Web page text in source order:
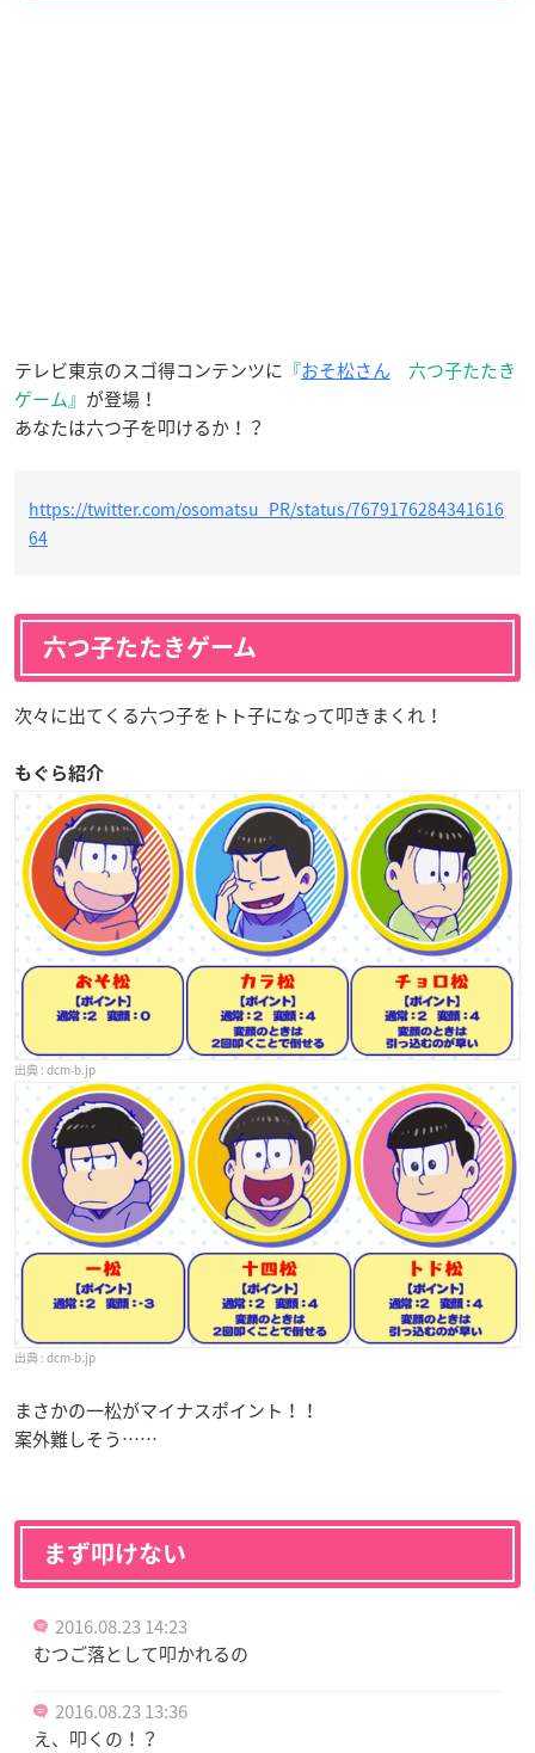
テレビ東京のスゴ得コンテンツに 『おそ松さん 六つ子たたき
ゲーム』 が登場！
あなたは六つ子を叩けるか！？
https://twitter.com/osomatsu_PR/status/7679176284341616
64
六つ子たたきゲーム
次々に出てくる六つ子をトト子になって叩きまくれ！
もぐら紹介
dcm-b.jp
dcm-b.jp
まさかの一松がマイナスポイント！！
案外難しそう……
まず叩けない
2016.08.23 14:23
むつご落として叩かれるの
2016.08.23 13:36
え、叩くの！？